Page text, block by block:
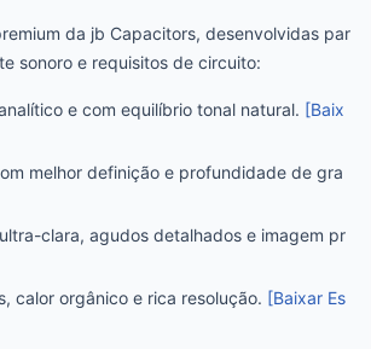
da jb Capacitors, desenvolvidas par
sonoro e requisitos de circuito:
e com equilíbrio tonal natural. [Baix
melhor definição e profundidade de gra
clara, agudos detalhados e imagem pr
calor orgânico e rica resolução. [Baixar Es